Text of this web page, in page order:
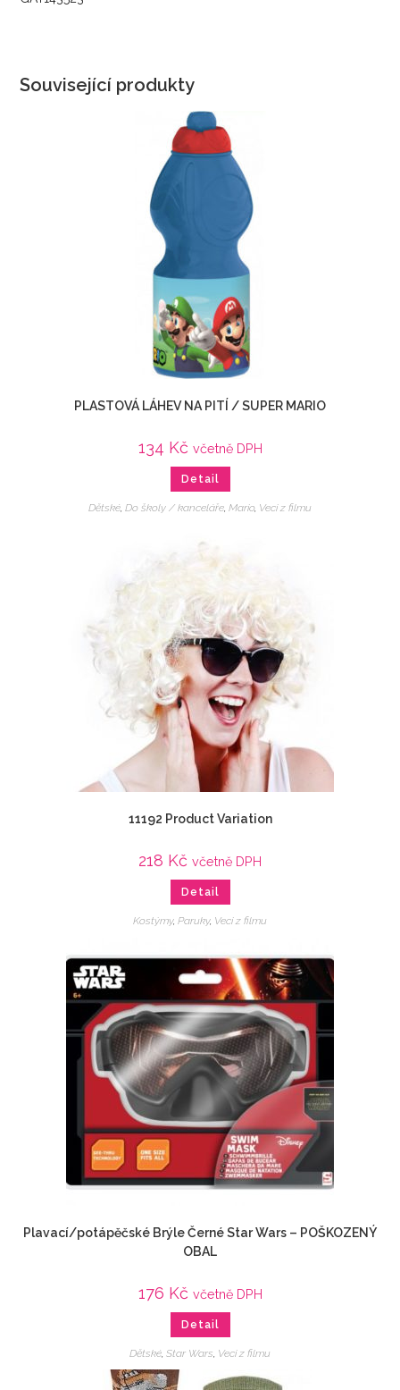
Související produkty
PLASTOVÁ LÁHEV NA PITÍ / SUPER MARIO
134 Kč včetně DPH
Detail
Dětské Do školy / kanceláře Mario, Veci z filmu
11192 Product Variation
218 Kč včetně DPH
Detail
Kostýmy, Paruky, Veci z filmu
Plavací/potápěčské Brýle Černé Star Wars – POŠKOZENÝ
OBAL
176 Kč včetně DPH
Detail
Dětské Star Wars Veci z filmu